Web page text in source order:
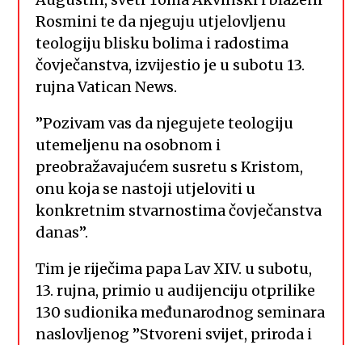
Rosmini te da njeguju utjelovljenu
teologiju blisku bolima i radostima
čovječanstva, izvijestio je u subotu 13.
rujna Vatican News.
”Pozivam vas da njegujete teologiju
utemeljenu na osobnom i
preobražavajućem susretu s Kristom,
onu koja se nastoji utjeloviti u
konkretnim stvarnostima čovječanstva
danas”.
Tim je riječima papa Lav XIV. u subotu,
13. rujna, primio u audijenciju otprilike
130 sudionika međunarodnog seminara
naslovljenog ”Stvoreni svijet, priroda i